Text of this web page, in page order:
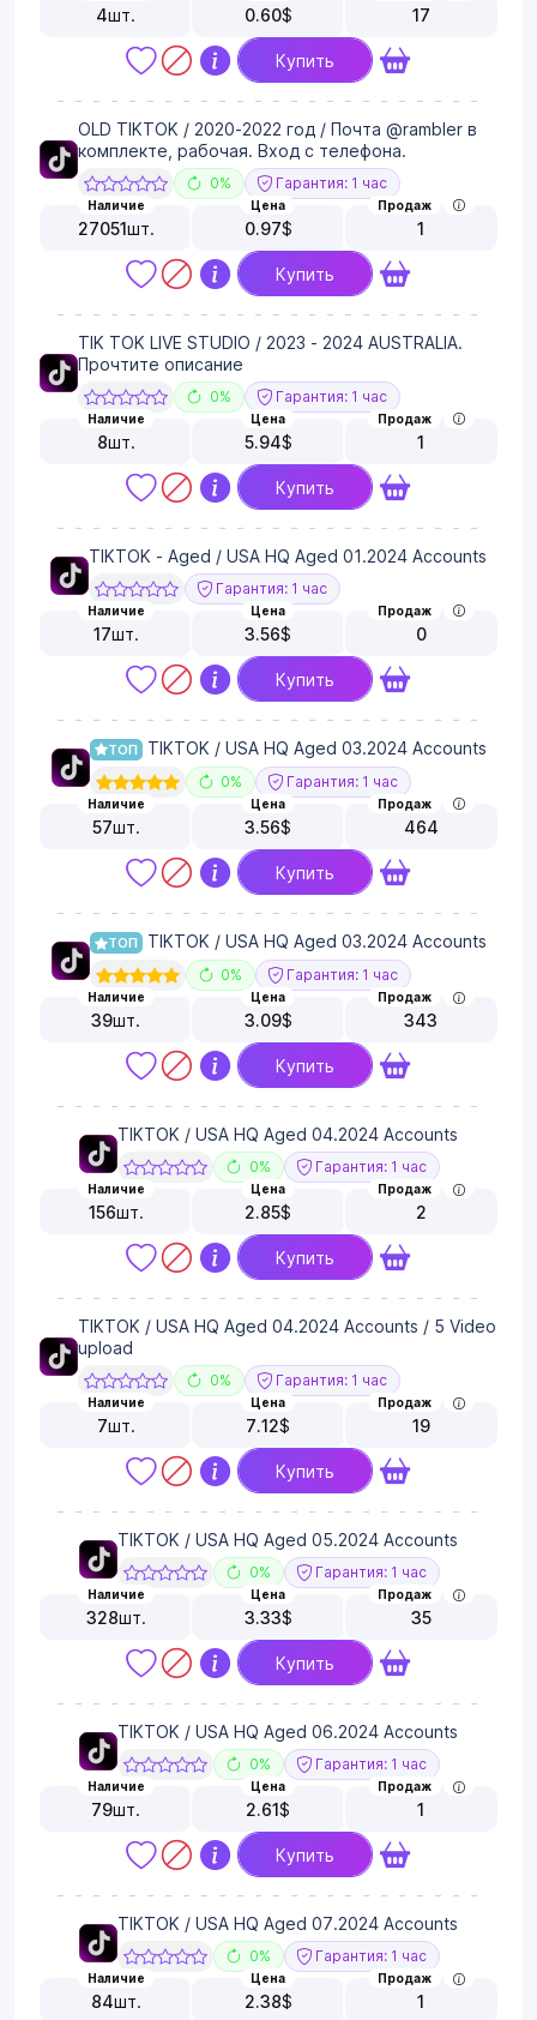
4шт. 0.60$ 17
Купить
OLD TIKTOK / 2020-2022 год / Почта @rambler в
комплекте, рабочая. Вход с телефона.
0% Гарантия: 1 час
Наличие
27051шт.
Цена
0.97$
Продаж
1
Купить
TIK TOK LIVE STUDIO / 2023 - 2024 AUSTRALIA.
Прочтите описание
0% Гарантия: 1 час
Наличие
8шт.
Цена
5.94$
Продаж
1
Купить
TIKTOK - Aged / USA HQ Aged 01.2024 Accounts
Гарантия: 1 час
Наличие
17шт.
Цена
3.56$
Продаж
0
Купить
ТОП TIKTOK / USA HQ Aged 03.2024 Accounts
0% Гарантия: 1 час
Наличие
57шт.
Цена
3.56$
Продаж
464
Купить
ТОП TIKTOK / USA HQ Aged 03.2024 Accounts
0% Гарантия: 1 час
Наличие
39шт.
Цена
3.09$
Продаж
343
Купить
TIKTOK / USA HQ Aged 04.2024 Accounts
0% Гарантия: 1 час
Наличие
156шт.
Цена
2.85$
Продаж
2
Купить
TIKTOK / USA HQ Aged 04.2024 Accounts / 5 Video
upload
0% Гарантия: 1 час
Наличие
7шт.
Цена
7.12$
Продаж
19
Купить
TIKTOK / USA HQ Aged 05.2024 Accounts
0% Гарантия: 1 час
Наличие
328шт.
Цена
3.33$
Продаж
35
Купить
TIKTOK / USA HQ Aged 06.2024 Accounts
0% Гарантия: 1 час
Наличие
79шт.
Цена
2.61$
Продаж
1
Купить
TIKTOK / USA HQ Aged 07.2024 Accounts
0% Гарантия: 1 час
Наличие
84шт.
Цена
2.38$
Продаж
1